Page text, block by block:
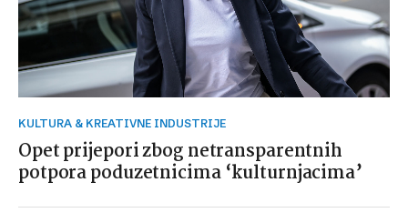
KULTURA & KREATIVNE INDUSTRIJE
Opet prijepori zbog netransparentnih
potpora poduzetnicima ‘kulturnjacima’